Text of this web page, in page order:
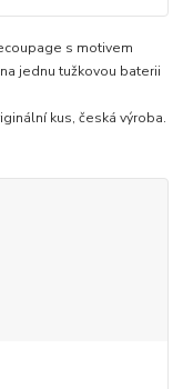
s motivem
jednu tužkovou baterii
kus, česká výroba.